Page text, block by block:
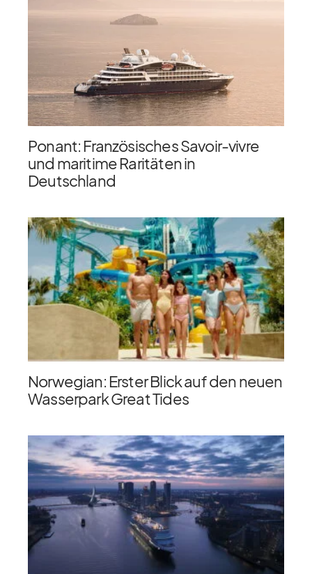
Ponant: Französisches Savoir-vivre
und maritime Raritäten in
Deutschland
Norwegian: Erster Blick auf den neuen
Wasserpark Great Tides